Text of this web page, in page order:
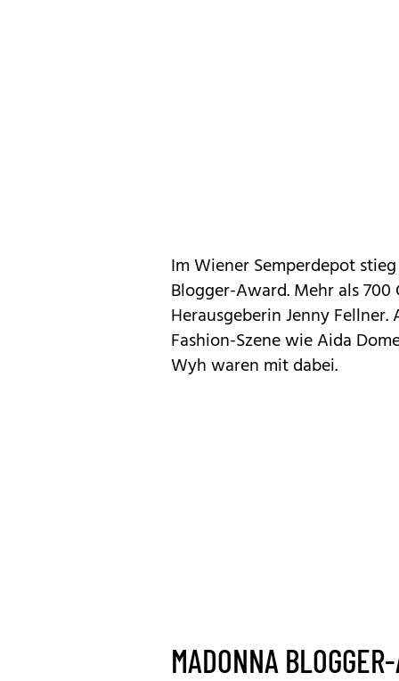
Im Wiener Semperdepot
Blogger-Award. Mehr als
Herausgeberin Jenny
Fashion-Szene wie Aida
Wyh waren mit dabei.
MADONNA